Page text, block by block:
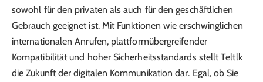
sowohl für den privaten als auch für den geschäftlichen
Gebrauch geeignet ist. Mit Funktionen wie erschwinglichen
internationalen Anrufen, plattformübergreifender
Kompatibilität und hoher Sicherheitsstandards stellt Teltlk
die Zukunft der digitalen Kommunikation dar. Egal, ob Sie